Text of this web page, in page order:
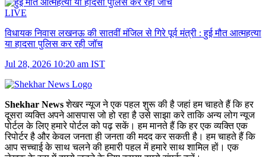
LIVE
विधायक निवास लखनऊ की सातवीं मंजिल से गिरे पूर्व मंत्री : हुई मौत आत्महत्या
या हादसा पुलिस कर रही जॉच
Jul 28, 2026 10:20 am IST
Shekhar Newsशेखर न्‍यूज ने एक पहल शुरू की है जहां हम चाहते हैं कि हर
दूसरा व्‍यक्ति अपने आसपास जो हो रहा है उसे साझा करे ताकि अन्‍य लोग न्‍यूज
पोर्टल के लिए हमारे पोर्टल को पढ़ सकें। हम मानते हैं कि हर एक व्यक्ति एक
रिपोर्टर है और केवल जनता ही जनता की मदद कर सकती है। हम चाहते हैं कि
आप सच्चाई के साथ चलने की हमारी पहल में हमारे साथ शामिल हों। एक